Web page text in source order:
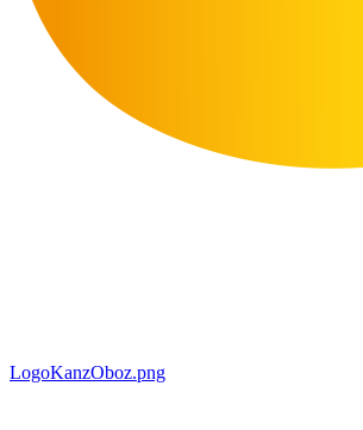
LogoKanzOboz.png